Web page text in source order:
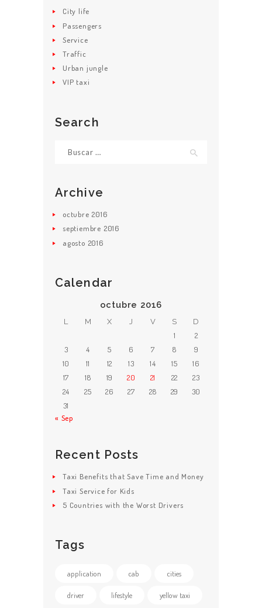
NOSOTROS
POLÍTICAS
City life
Passengers
Service
Traffic
Urban jungle
VIP taxi
Search
Archive
octubre 2016
septiembre 2016
agosto 2016
Calendar
octubre 2016
L M X J V S D
1
2
3
4 5 6 7 8
9
10
11 12 13 14 15
16
17
18 19 20 21 22
23
24
25 26 27 28 29
30
31
« Sep
Recent Posts
Taxi Benefits that Save Time and Money
Taxi Service for Kids
5 Countries with the Worst Drivers
Tags
application cab cities
driver lifestyle yellow taxi